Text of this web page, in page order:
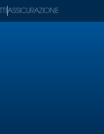
ASSICURAZIONE